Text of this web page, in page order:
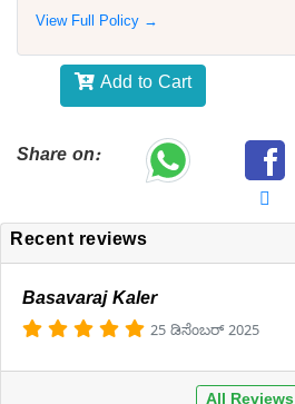
View Full Policy →
Add to Cart
Share on:
Recent reviews
Basavaraj Kaler
25 ಡಿಸೆಂಬರ್ 2025